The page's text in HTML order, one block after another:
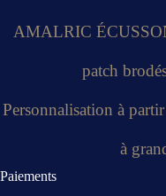
AMALRIC
patch
Personnalisation à
à
Paiements